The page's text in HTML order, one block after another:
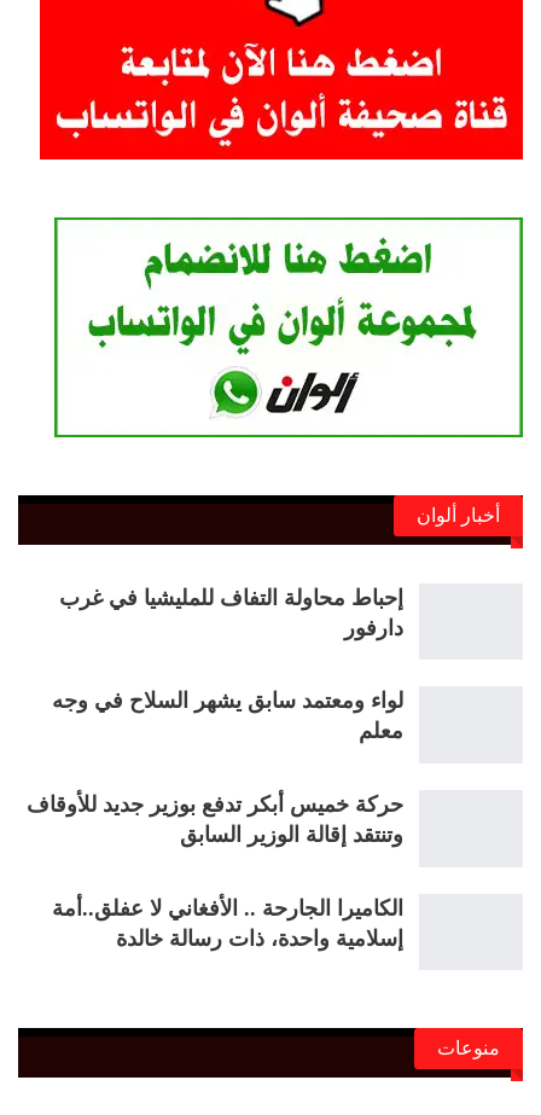
أخبار ألوان
إحباط محاولة التفاف للمليشيا في غرب
دارفور
لواء ومعتمد سابق يشهر السلاح في وجه
معلم
حركة خميس أبكر تدفع بوزير جديد للأوقاف
وتنتقد إقالة الوزير السابق
الكاميرا الجارحة .. الأفغاني لا عفلق..أمة
إسلامية واحدة، ذات رسالة خالدة
منوعات